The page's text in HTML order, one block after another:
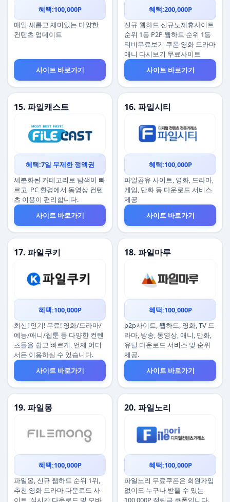
혜택:100,000P
매일 새롭고 재미있는 다양한
컨텐츠 업데이트
사이트 바로가기
혜택:200,000P
신규 웹하드 신규노제휴사이트
순위 1등 P2P 웹하드 순위 1등
티비무료보기 쿠폰 영화 드라마
애니 다시보기 무료사이트
사이트 바로가기
15. 파일캐스트
혜택:7일 무제한 정액권
세분화된 카테고리로 탐색이 빠
르고, PC 환경에서 동영상 컨텐
츠 이용이 편리합니다.
사이트 바로가기
16. 파일시티
혜택:100,000P
파일공유 사이트, 영화, 드라마,
게임, 만화 등 다운로드 서비스
제공
사이트 바로가기
17. 파일쿠키
혜택:100,000P
최신! 인기! 무료! 영화/드라마/
예능/애니/웹툰 등 다양한 컨텐
츠들을 쉽고 빠르게, 언제 어디
서든 이용하실 수 있습니다.
사이트 바로가기
18. 파일마루
혜택:100,000P
p2p사이트, 웹하드, 영화, TV 드
라마, 방송, 동영상, 애니, 만화,
유틸 다운로드 서비스 및 순위
제공.
사이트 바로가기
19. 파일몽
혜택:100,000P
파일몽, 신규 웹하드 순위 1위,
추천 영화 드라마 다운로드 사
이트, 실시간 다운로드 및 모바
20. 파일노리
혜택:100,000P
파일노리 무료쿠폰은 회원가입
없이도 누구나 받을 수 있는
100,000P 적립금 쿠폰입니다.